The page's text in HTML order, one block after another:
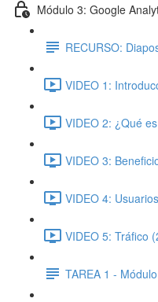
Módulo 3: Google
RECURSO:
VIDEO 1:
VIDEO 2: ¿Qué
VIDEO 3:
VIDEO 4:
VIDEO 5: Tráfico
TAREA 1 -